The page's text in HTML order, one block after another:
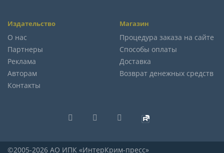
Издательство
О нас
Партнеры
Реклама
Авторам
Контакты
Магазин
Процедура заказа на сайте
Способы оплаты
Доставка
Возврат денежных средств
©2005-2026 АО ИПК «ИнтерКрим-пресс»